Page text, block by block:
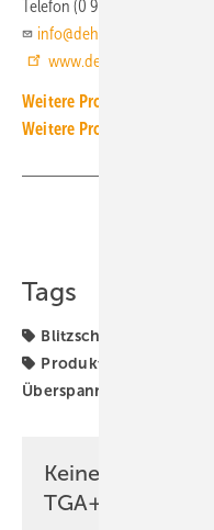
Telefon (0 91 81) 90 60
info@dehn.de
www.dehn.de
Weitere Produkt-
Weitere Produkt-
Tags
Blitzschutz
Produkte
Überspannungsschutz
Keine Zeit? Kein
TGA+E